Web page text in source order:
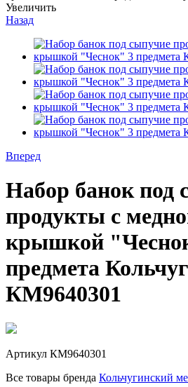
Увеличить
Назад
Вперед
Набор банок под
продукты с
крышкой
предмета
КМ9640301
Артикул КМ9640301
Все товары бренда Кольчугинский